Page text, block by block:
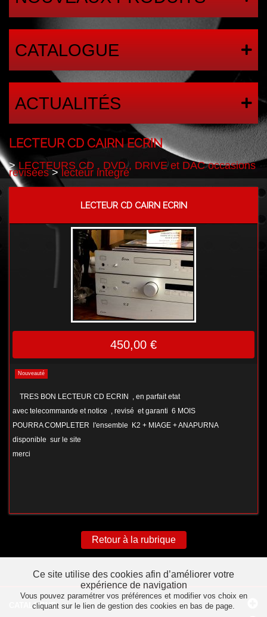
CATALOGUE
ACTUALITÉS
LECTEUR CD CAIRN ECRIN
>LECTEURS CD , DVD , DRIVE et DAC occasions
revisées> lecteur integré
LECTEUR CD CAIRN ECRIN
450,00 €
Nouveauté
TRES BON LECTEUR CD ECRIN , en parfait etat
avec telecommande et notice , revisé et garanti 6 MOIS
POURRA COMPLETER l'ensemble K2 + MIAGE + ANAPURNA
disponible sur le site
merci
Retour à la rubrique
CATALOGUE
Ce site utilise des cookies afin d’améliorer votre
expérience de navigation
Vous pouvez paramétrer vos préférences et modifier vos choix en
cliquant sur le lien de gestion des cookies en bas de page.